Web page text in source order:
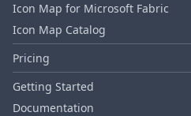
Icon Map for Microsoft Fabric
Icon Map Catalog
Pricing
Getting Started
Documentation